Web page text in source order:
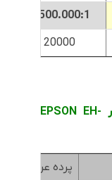
2.500.000:1
20000
فاصله لازم جهت ویدئو پروژکتور EPSON EH-
پرده عرض 1.8متر